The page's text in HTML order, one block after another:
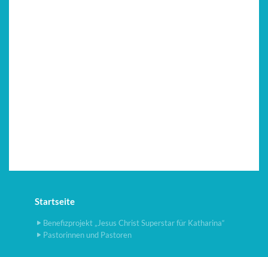
Startseite
Benefizprojekt „Jesus Christ Superstar für Katharina“
Pastorinnen und Pastoren